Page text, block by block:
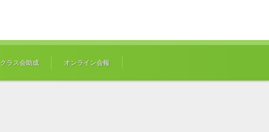
クラス会助成 オンライン会報